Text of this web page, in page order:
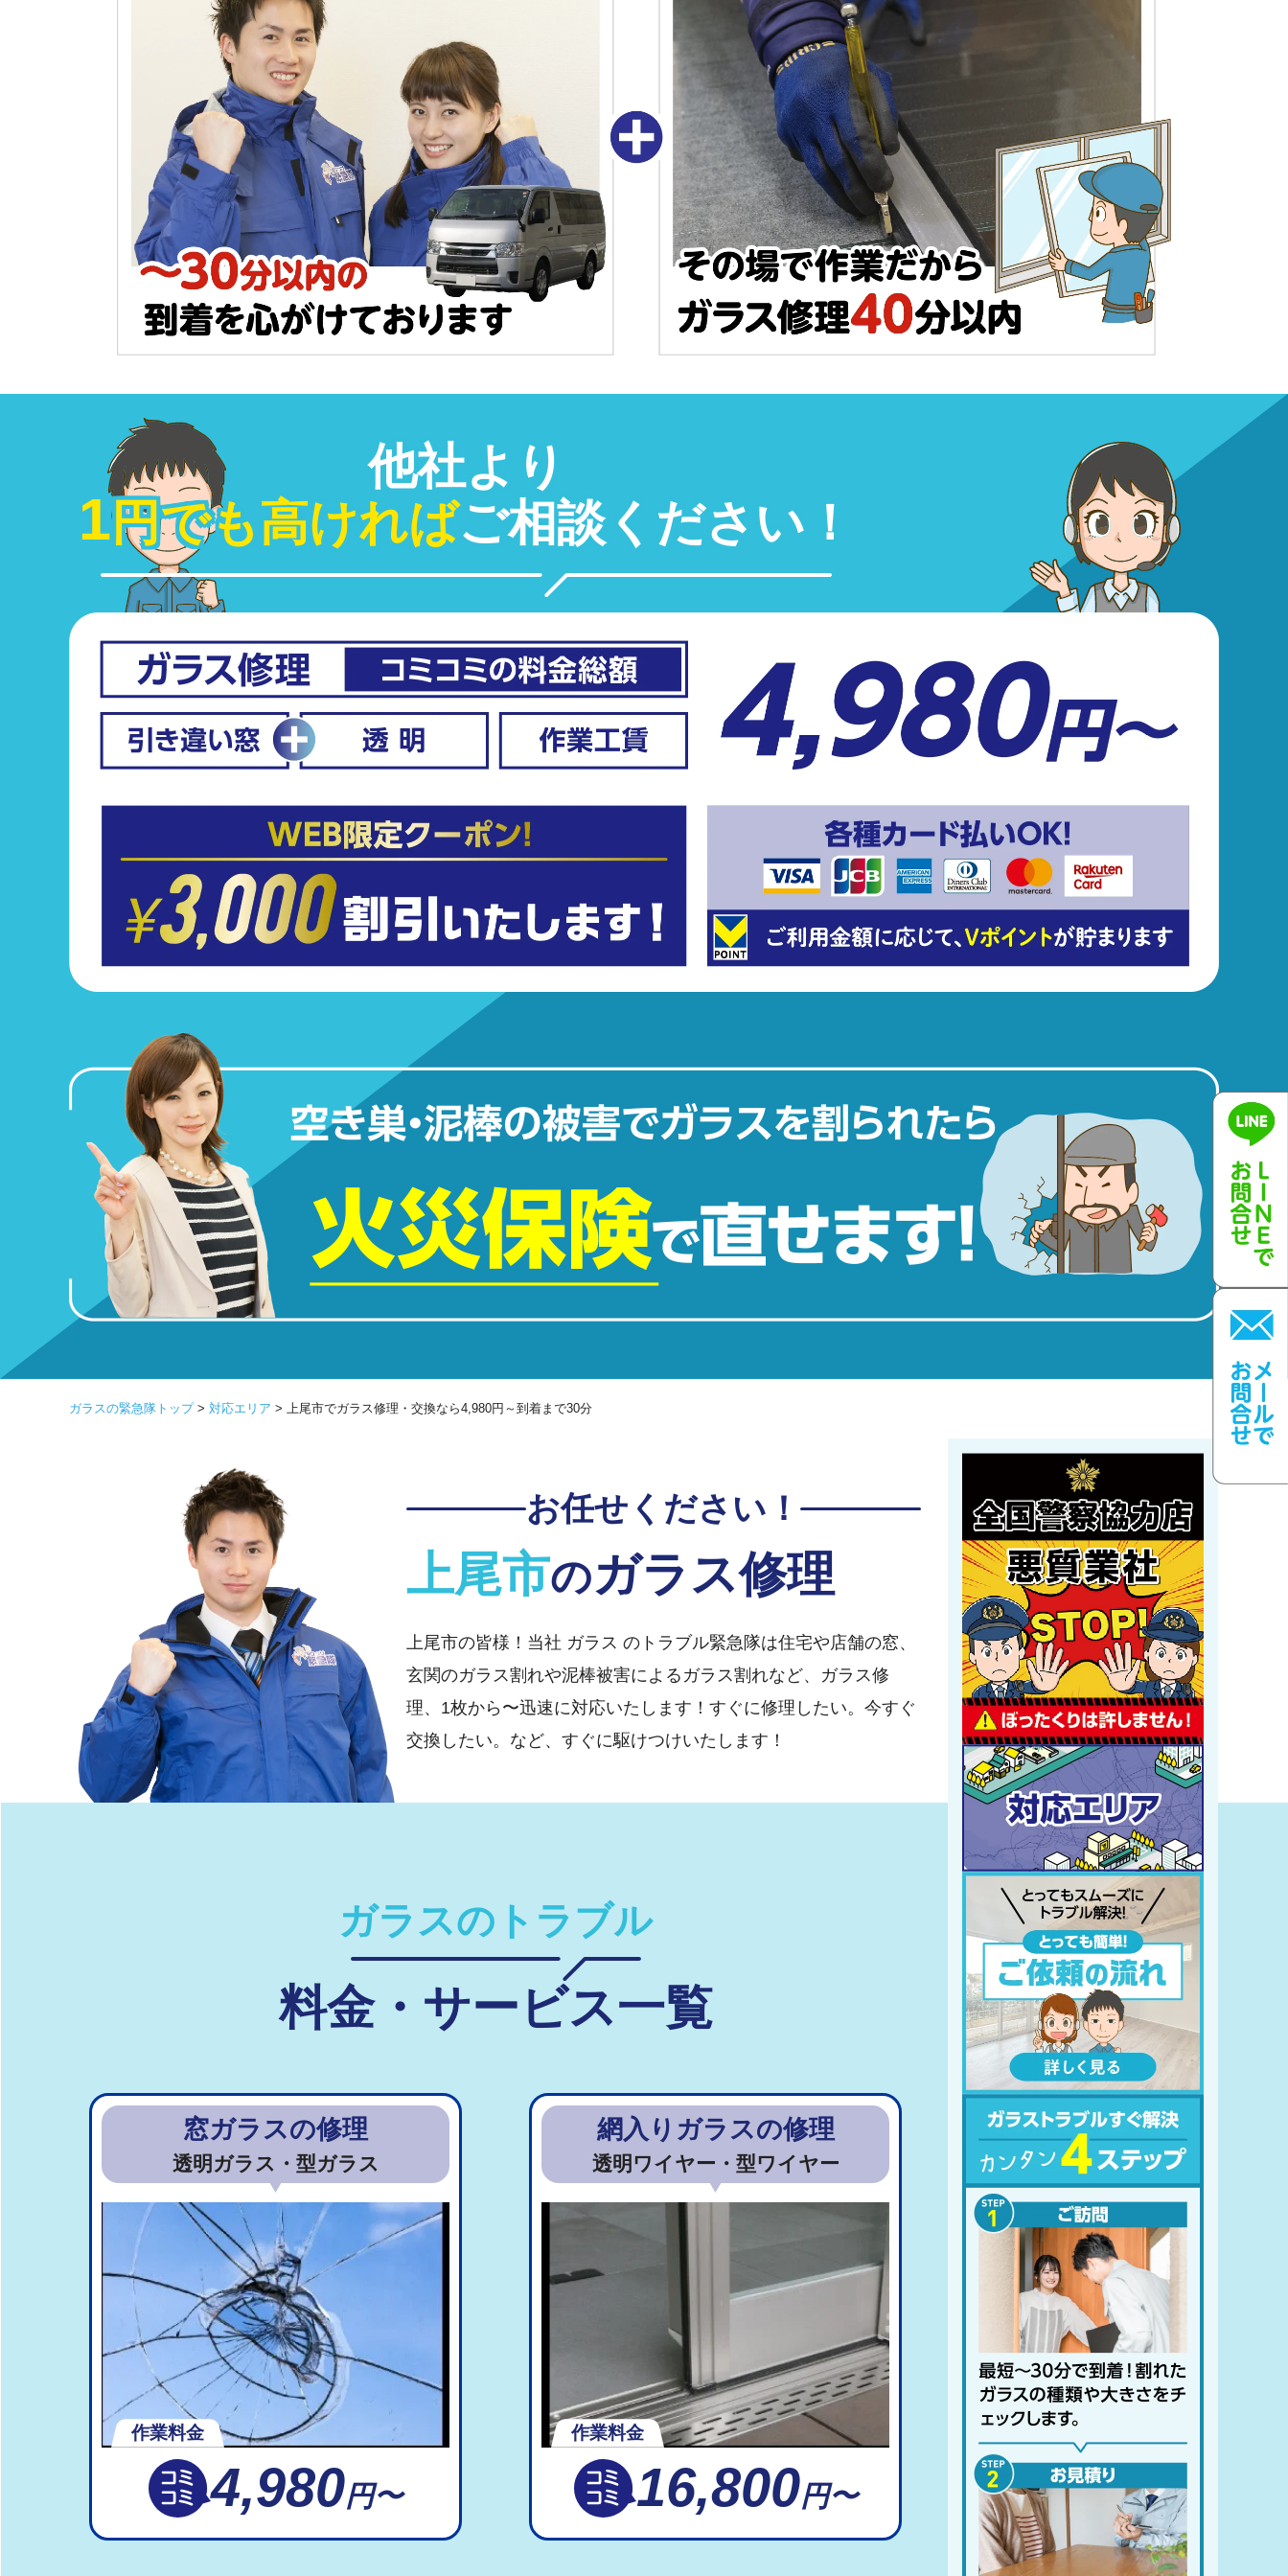
他社より
1円でも高ければご相談ください！
ガラスの緊急隊トップ> 対応エリア > 上尾市でガラス修理・交換なら4,980円～到着まで30分
お任せください！
上尾市のガラス修理
上尾市の皆様！当社 ガラス のトラブル緊急隊は住宅や店舗の窓、
玄関のガラス割れや泥棒被害によるガラス割れなど、ガラス修
理、1枚から〜迅速に対応いたします！すぐに修理したい。今すぐ
交換したい。など、すぐに駆けつけいたします！
ガラスのトラブル
料金・サービス一覧
窓ガラスの修理
透明ガラス・型ガラス
作業料金
4,980円〜
網入りガラスの修理
透明ワイヤー・型ワイヤー
作業料金
16,800円〜